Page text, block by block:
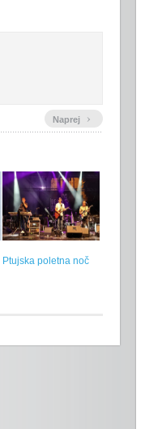
Naprej ›
Ptujska poletna noč